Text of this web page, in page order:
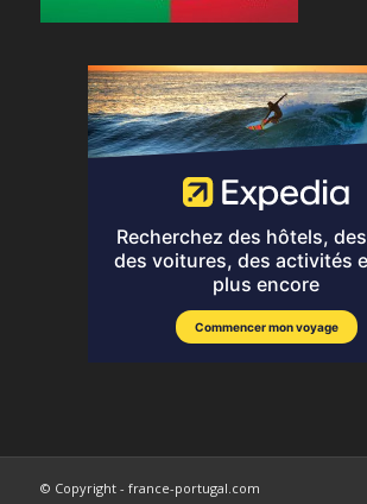
© Copyright - france-portugal.com